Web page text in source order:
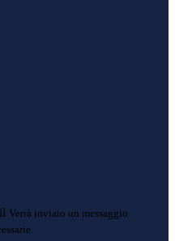
Verrà inviato un messaggio